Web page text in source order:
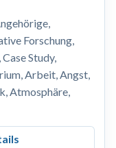
Forschung,
Study,
Arbeit, Angst,
Atmosphäre,